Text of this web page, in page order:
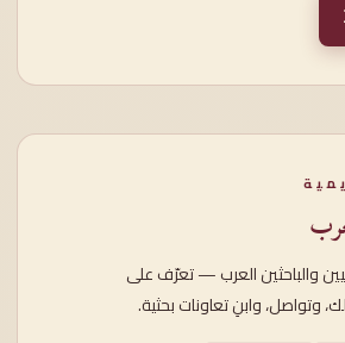
والباحثين العرب — تعرّف على
وتواصل، وابنِ تعاونات بحثية.